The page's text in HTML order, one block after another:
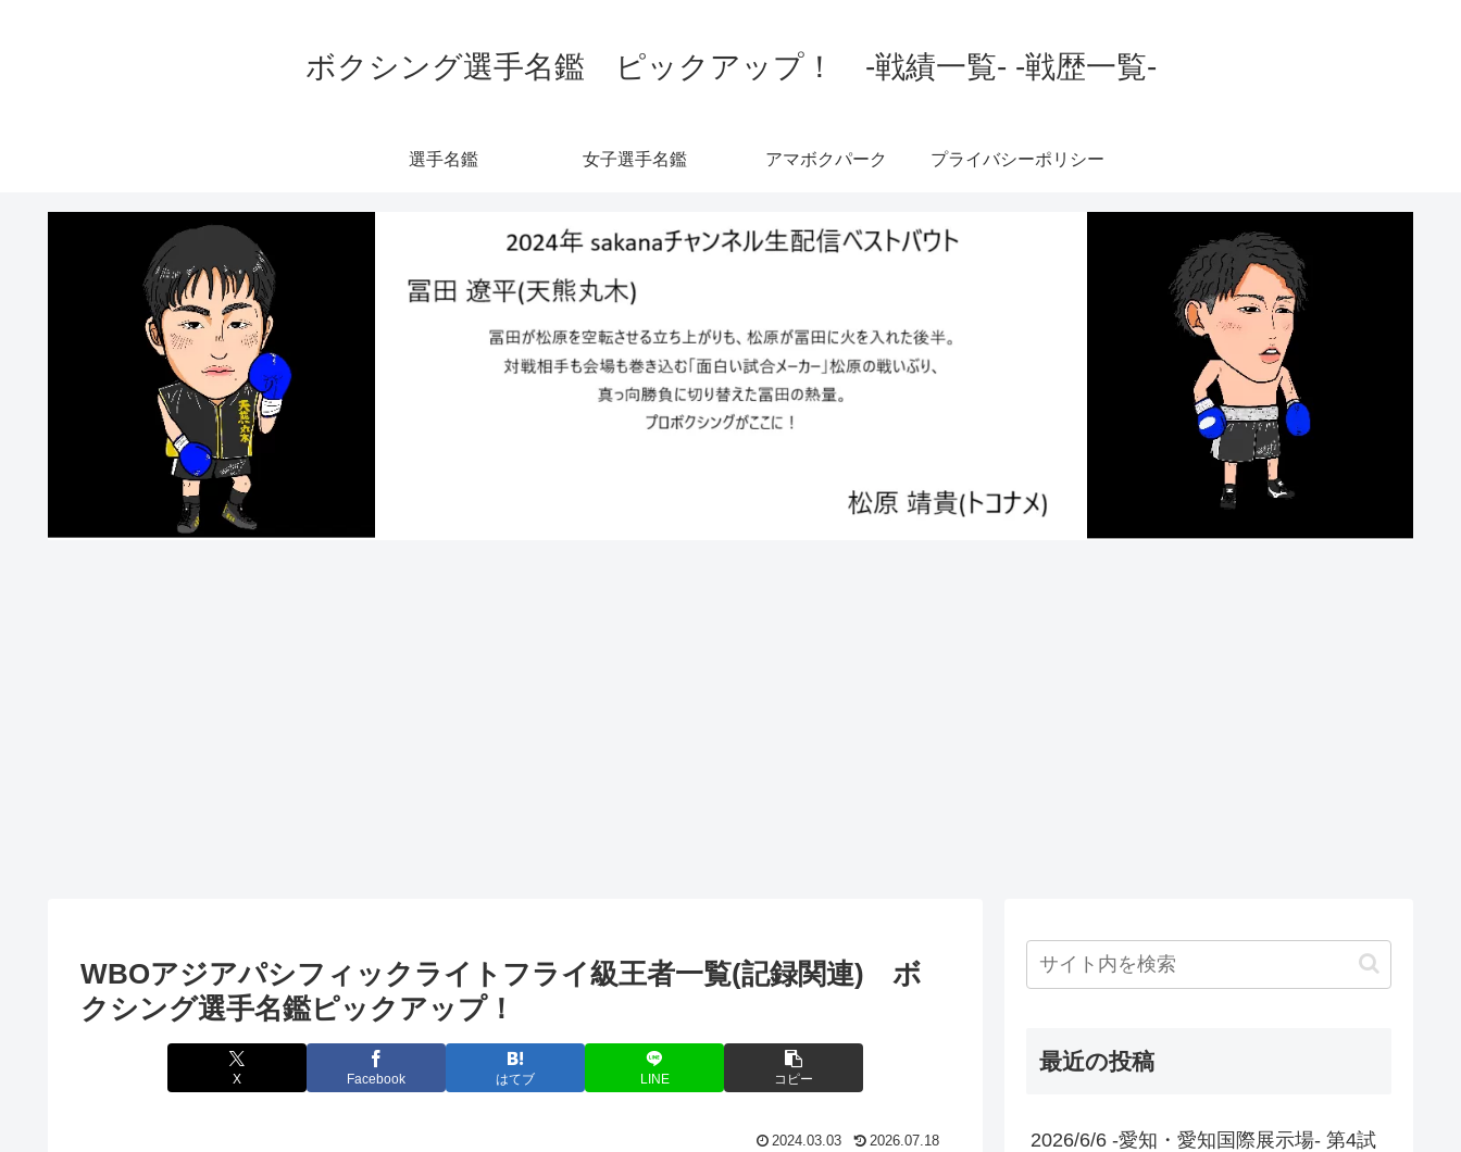
ボクシング選手名鑑 ピックアップ！ -戦績一覧- -戦歴一覧-
選手名鑑 女子選手名鑑 アマボクパーク プライバシーポリシー
WBOアジアパシフィックライトフライ級王者一覧(記録関連) ボ
クシング選手名鑑ピックアップ！
X Facebook はてブ LINE コピー
2024.03.03 2026.07.18
最近の投稿
2026/6/6 -愛知・愛知国際展示場- 第4試